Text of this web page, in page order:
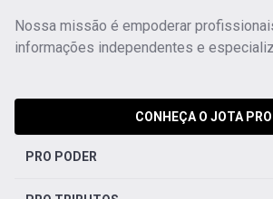
Nossa missão é empoderar
informações independentes e
CONHEÇA O JOTA PRO
PRO PODER